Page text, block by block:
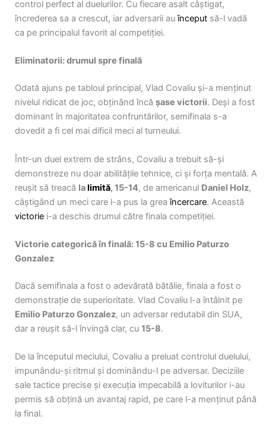
control perfect al duelurilor. Cu fiecare asalt câștigat,
încrederea sa a crescut, iar adversarii auînceput să-l vadă
ca pe principalul favorit al competiției.
Eliminatorii: drumul spre finală
Odată ajuns pe tabloul principal, Vlad Covaliu și-a menținut
nivelul ridicat de joc, obținând încă șase victorii. Deși a fost
dominant în majoritatea confruntărilor, semifinala s-a
dovedit a fi cel mai dificil meci al turneului.
Într-un duel extrem de strâns, Covaliu a trebuit să-și
demonstreze nu doar abilitățile tehnice, ci și forța mentală. A
reușit să treacă lalimită, 15-14, de americanul Daniel Holz,
câștigând un meci care l-a pus la greaîncercare. Această
victorie i-a deschis drumul către finala competiției.
Victorie categorică în finală: 15-8 cu Emilio Paturzo
Gonzalez
Dacă semifinala a fost o adevărată bătălie, finala a fost o
demonstrație de superioritate. Vlad Covaliu l-a întâlnit pe
Emilio Paturzo Gonzalez, un adversar redutabil din SUA,
dar a reușit să-l învingă clar, cu 15-8.
De la începutul meciului, Covaliu a preluat controlul duelului,
impunându-și ritmul și dominându-l pe adversar. Deciziile
sale tactice precise și execuția impecabilă a loviturilor i-au
permis să obțină un avantaj rapid, pe care l-a menținut până
la final.